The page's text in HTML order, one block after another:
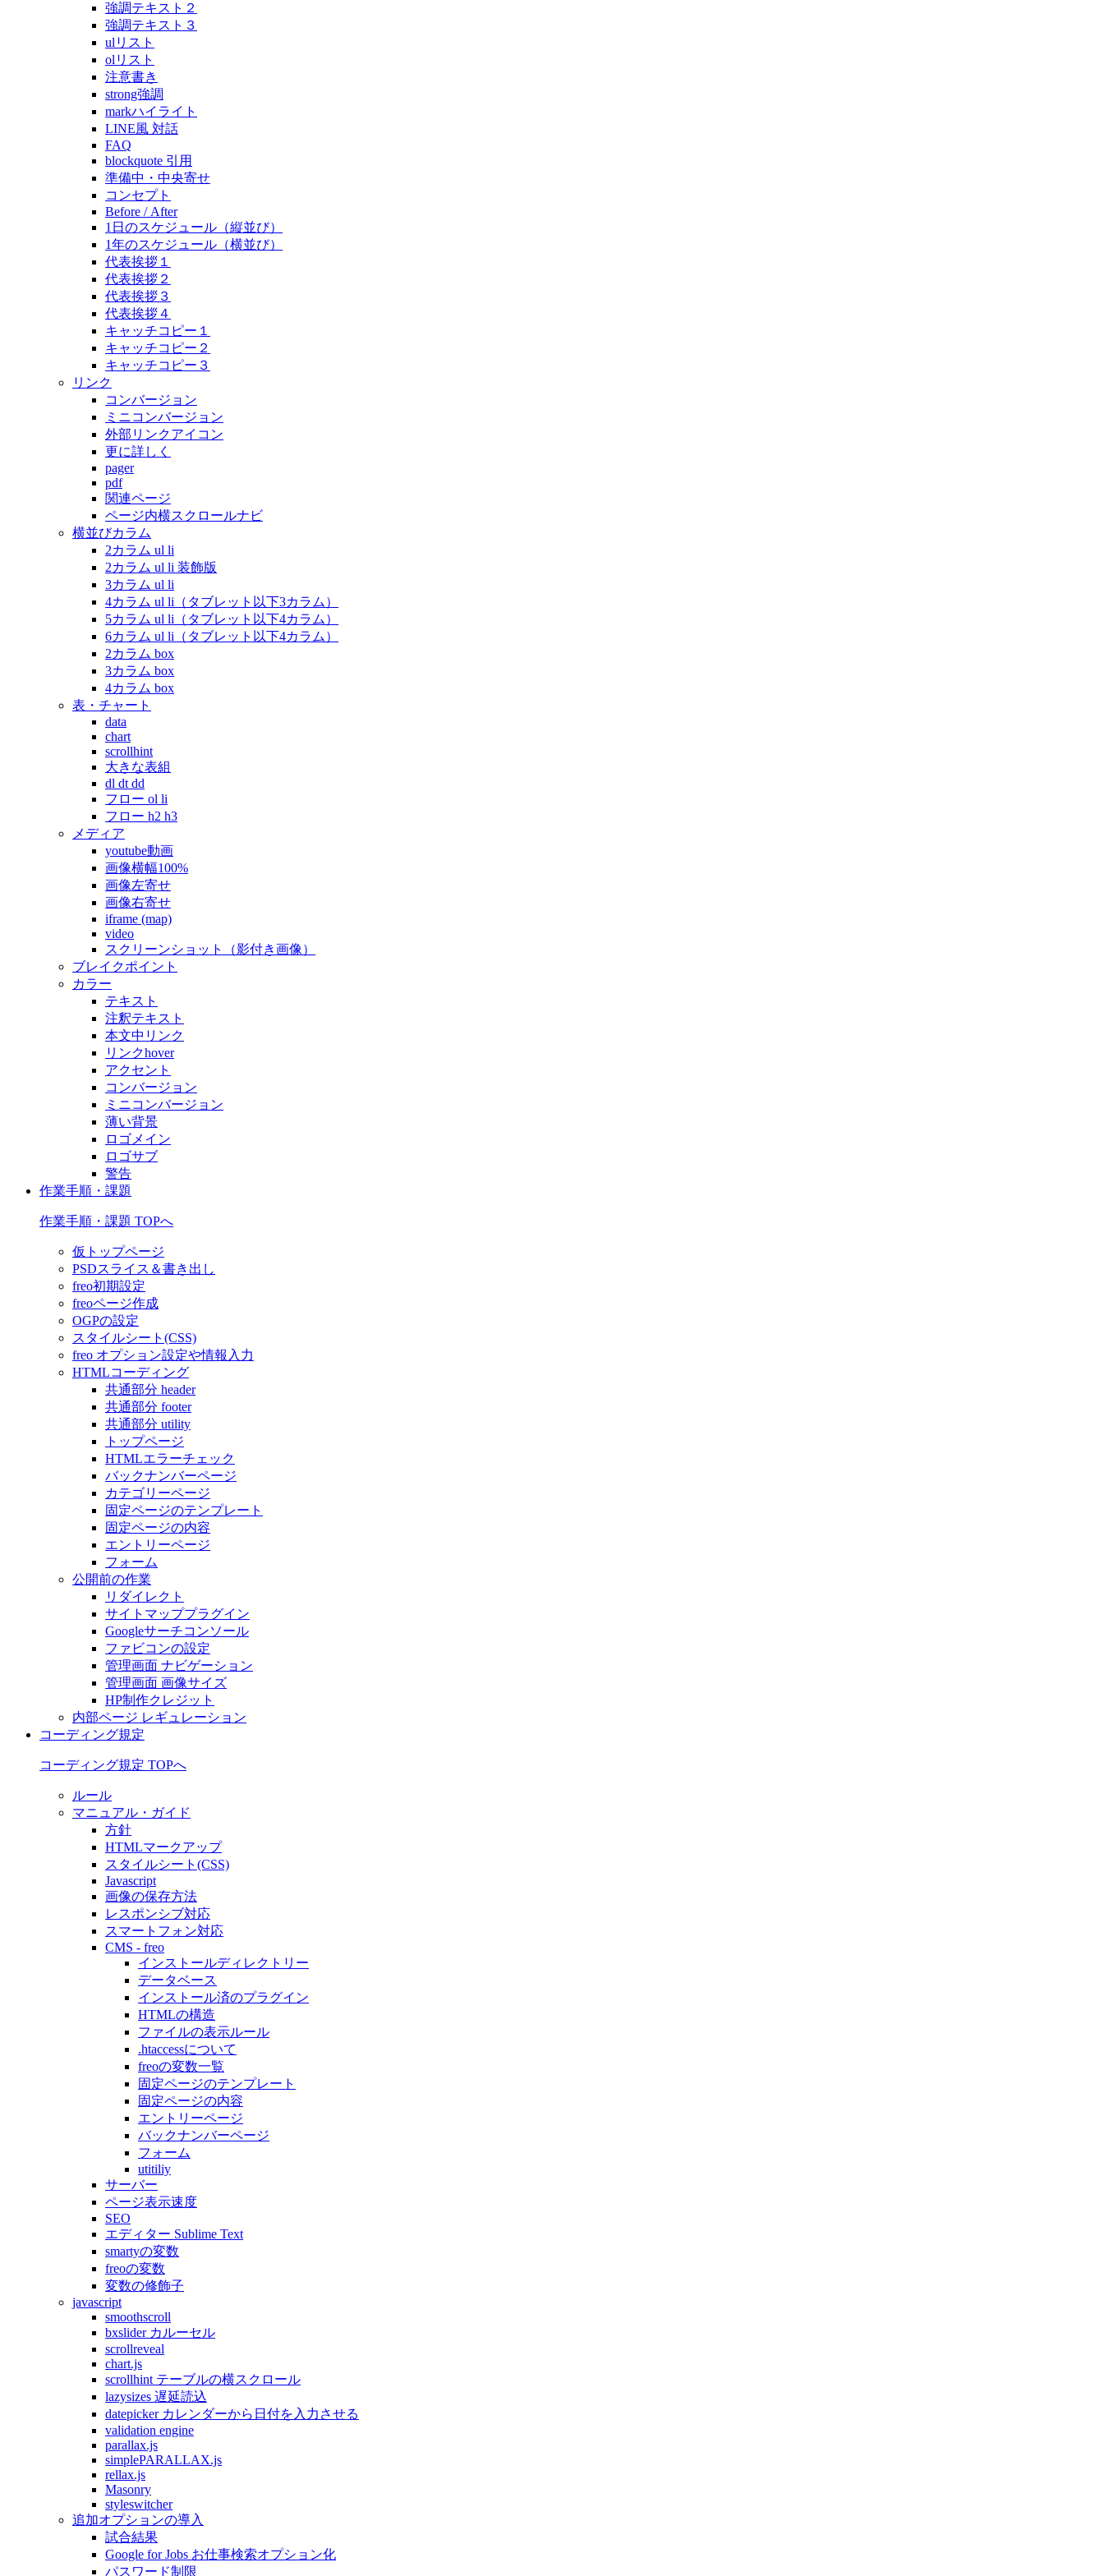
強調テキスト２
強調テキスト３
ulリスト
olリスト
注意書き
strong強調
markハイライト
LINE風 対話
FAQ
blockquote 引用
準備中・中央寄せ
コンセプト
Before / After
1日のスケジュール（縦並び）
1年のスケジュール（横並び）
代表挨拶１
代表挨拶２
代表挨拶３
代表挨拶４
キャッチコピー１
キャッチコピー２
キャッチコピー３
リンク
コンバージョン
ミニコンバージョン
外部リンクアイコン
更に詳しく
pager
pdf
関連ページ
ページ内横スクロールナビ
横並びカラム
2カラム ul li
2カラム ul li 装飾版
3カラム ul li
4カラム ul li（タブレット以下3カラム）
5カラム ul li（タブレット以下4カラム）
6カラム ul li（タブレット以下4カラム）
2カラム box
3カラム box
4カラム box
表・チャート
data
chart
scrollhint
大きな表組
dl dt dd
フロー ol li
フロー h2 h3
メディア
youtube動画
画像横幅100%
画像左寄せ
画像右寄せ
iframe (map)
video
スクリーンショット（影付き画像）
ブレイクポイント
カラー
テキスト
注釈テキスト
本文中リンク
リンクhover
アクセント
コンバージョン
ミニコンバージョン
薄い背景
ロゴメイン
ロゴサブ
警告
作業手順・課題
作業手順・課題 TOPへ
仮トップページ
PSDスライス＆書き出し
freo初期設定
freoページ作成
OGPの設定
スタイルシート(CSS)
freo オプション設定や情報入力
HTMLコーディング
共通部分 header
共通部分 footer
共通部分 utility
トップページ
HTMLエラーチェック
バックナンバーページ
カテゴリーページ
固定ページのテンプレート
固定ページの内容
エントリーページ
フォーム
公開前の作業
リダイレクト
サイトマッププラグイン
Googleサーチコンソール
ファビコンの設定
管理画面 ナビゲーション
管理画面 画像サイズ
HP制作クレジット
内部ページ レギュレーション
コーディング規定
コーディング規定 TOPへ
ルール
マニュアル・ガイド
方針
HTMLマークアップ
スタイルシート(CSS)
Javascript
画像の保存方法
レスポンシブ対応
スマートフォン対応
CMS - freo
インストールディレクトリー
データベース
インストール済のプラグイン
HTMLの構造
ファイルの表示ルール
.htaccessについて
freoの変数一覧
固定ページのテンプレート
固定ページの内容
エントリーページ
バックナンバーページ
フォーム
utitiliy
サーバー
ページ表示速度
SEO
エディター Sublime Text
smartyの変数
freoの変数
変数の修飾子
javascript
smoothscroll
bxslider カルーセル
scrollreveal
chart.js
scrollhint テーブルの横スクロール
lazysizes 遅延読込
datepicker カレンダーから日付を入力させる
validation engine
parallax.js
simplePARALLAX.js
rellax.js
Masonry
styleswitcher
追加オプションの導入
試合結果
Google for Jobs お仕事検索オプション化
パスワード制限